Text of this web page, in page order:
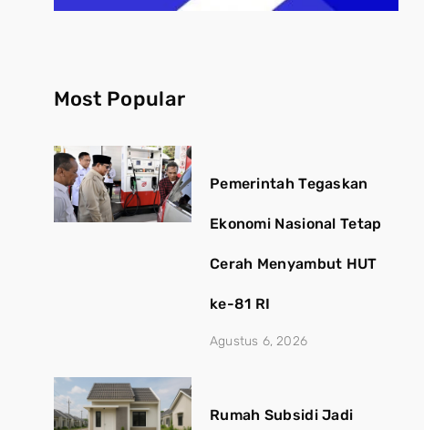
Most Popular
Pemerintah Tegaskan
Ekonomi Nasional Tetap
Cerah Menyambut HUT
ke-81 RI
Agustus 6, 2026
Rumah Subsidi Jadi